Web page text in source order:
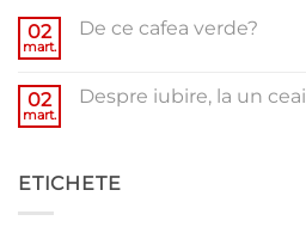
02
mart.
De ce cafea verde?
De
02
mart.
Despre iubire, la un ceai
iubire,
ETICHETE